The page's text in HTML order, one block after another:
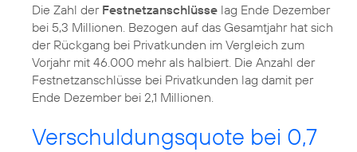
Die Zahl der Festnetzanschlüsse lag Ende Dezember
bei 5,3 Millionen. Bezogen auf das Gesamtjahr hat sich
der Rückgang bei Privatkunden im Vergleich zum
Vorjahr mit 46.000 mehr als halbiert. Die Anzahl der
Festnetzanschlüsse bei Privatkunden lag damit per
Ende Dezember bei 2,1 Millionen.
Verschuldungsquote bei 0,7